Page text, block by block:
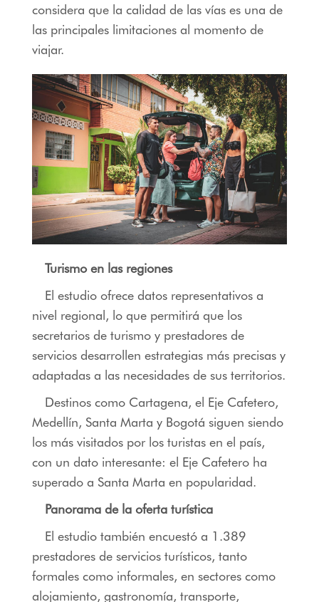
considera que la calidad de las vías es una de
las principales limitaciones al momento de
viajar.
Turismo en las regiones
El estudio ofrece datos representativos a
nivel regional, lo que permitirá que los
secretarios de turismo y prestadores de
servicios desarrollen estrategias más precisas y
adaptadas a las necesidades de sus territorios.
Destinos como Cartagena, el Eje Cafetero,
Medellín, Santa Marta y Bogotá siguen siendo
los más visitados por los turistas en el país,
con un dato interesante: el Eje Cafetero ha
superado a Santa Marta en popularidad.
Panorama de la oferta turística
El estudio también encuestó a 1.389
prestadores de servicios turísticos, tanto
formales como informales, en sectores como
alojamiento, gastronomía, transporte,